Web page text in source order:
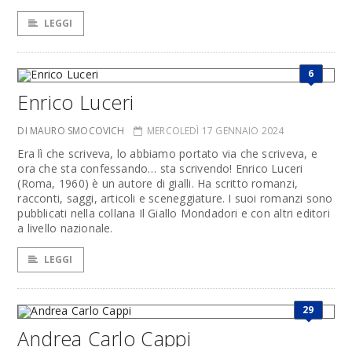
LEGGI
6
Enrico Luceri
DI MAURO SMOCOVICH MERCOLEDÌ 17 GENNAIO 2024
Era lì che scriveva, lo abbiamo portato via che scriveva, e
ora che sta confessando… sta scrivendo! Enrico Luceri
(Roma, 1960) è un autore di gialli. Ha scritto romanzi,
racconti, saggi, articoli e sceneggiature. I suoi romanzi sono
pubblicati nella collana Il Giallo Mondadori e con altri editori
a livello nazionale.
LEGGI
29
Andrea Carlo Cappi